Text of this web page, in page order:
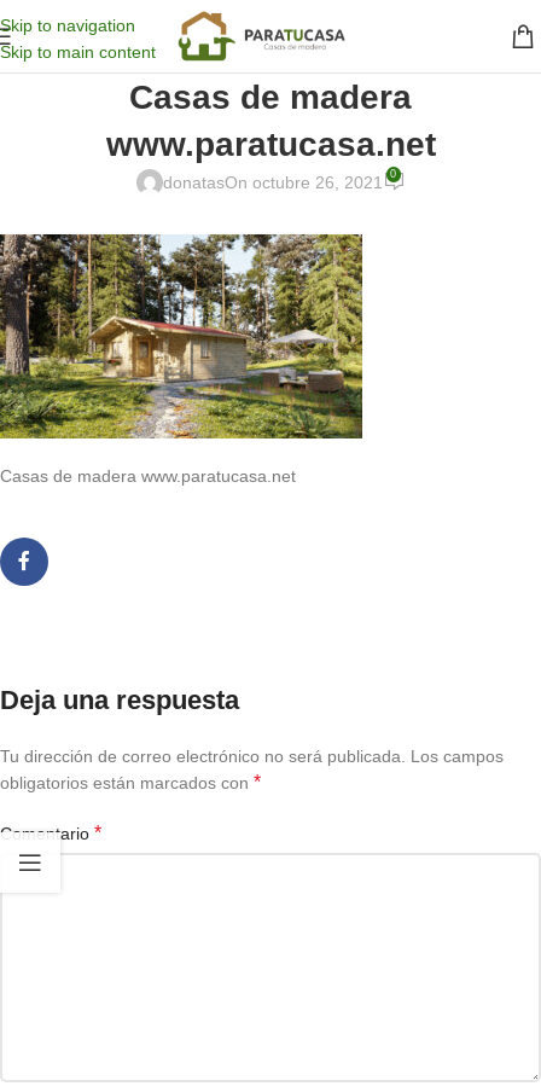
Skip to navigation
Skip to main content
Casas de madera
www.paratucasa.net
donatasOn octubre 26, 2021 0
Casas de madera www.paratucasa.net
Deja una respuesta
Tu dirección de correo electrónico no será publicada.
Los campos
obligatorios están marcados con *
Comentario *